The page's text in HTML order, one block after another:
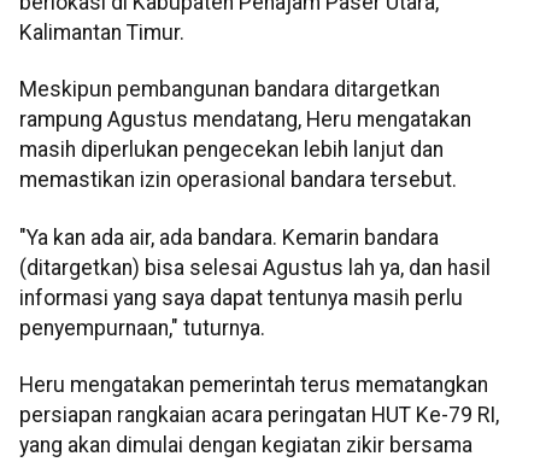
Kalimantan Timur.
Meskipun pembangunan bandara ditargetkan
rampung Agustus mendatang, Heru mengatakan
masih diperlukan pengecekan lebih lanjut dan
memastikan izin operasional bandara tersebut.
"Ya kan ada air, ada bandara. Kemarin bandara
(ditargetkan) bisa selesai Agustus lah ya, dan hasil
informasi yang saya dapat tentunya masih perlu
penyempurnaan," tuturnya.
Heru mengatakan pemerintah terus mematangkan
persiapan rangkaian acara peringatan HUT Ke-79 RI,
yang akan dimulai dengan kegiatan zikir bersama